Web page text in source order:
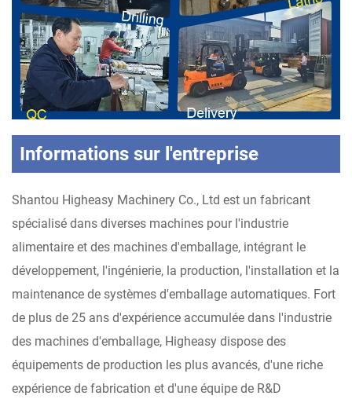
Informations sur l'entreprise
Shantou Higheasy Machinery Co., Ltd est un fabricant
spécialisé dans diverses machines pour l'industrie
alimentaire et des machines d'emballage, intégrant le
développement, l'ingénierie, la production, l'installation et la
maintenance de systèmes d'emballage automatiques. Fort
de plus de 25 ans d'expérience accumulée dans l'industrie
des machines d'emballage, Higheasy dispose des
équipements de production les plus avancés, d'une riche
expérience de fabrication et d'une équipe de R&D